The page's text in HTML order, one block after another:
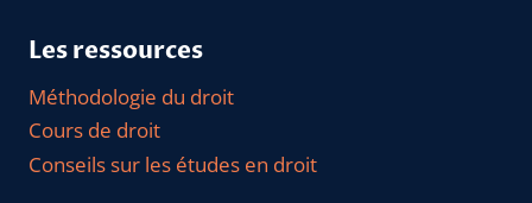
Les ressources
Méthodologie du droit
Cours de droit
Conseils sur les études en droit